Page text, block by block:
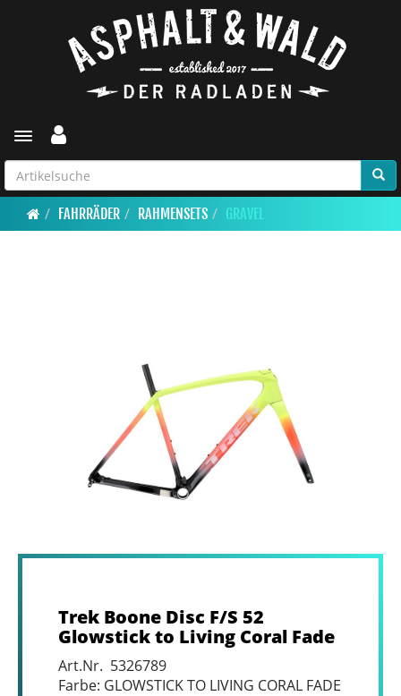
Toggle navigation
FAHRRÄDER RAHMENSETS GRAVEL
Trek Boone Disc F/S 52
Glowstick to Living Coral Fade
Art.Nr. 5326789
Farbe: GLOWSTICK TO LIVING CORAL FADE